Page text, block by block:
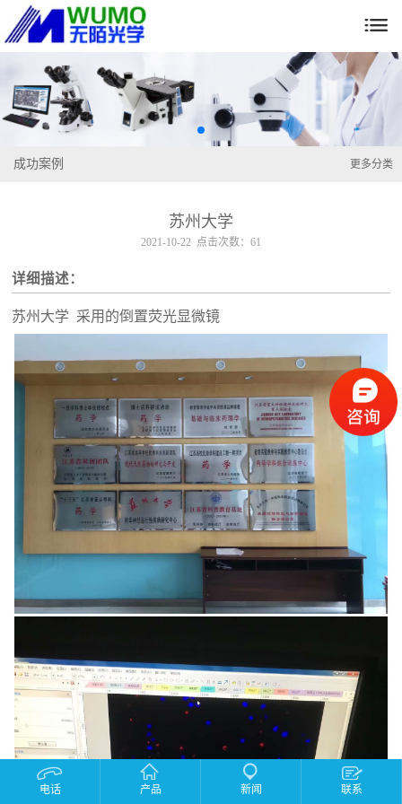

更多分类
成功案例
苏州大学
2021-10-22 点击次数：61
详细描述：
苏州大学 采用的倒置荧光显微镜
电话 产品 新闻 联系